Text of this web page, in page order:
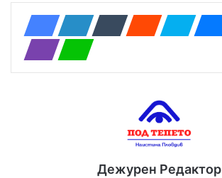
Дежурен Редактор